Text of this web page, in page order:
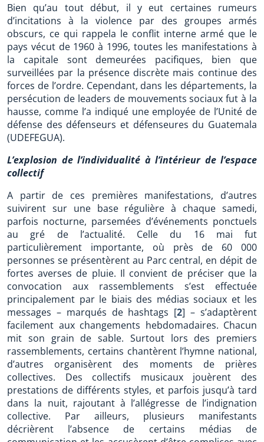
Bien qu’au tout début, il y eut certaines rumeurs
d’incitations à la violence par des groupes armés
obscurs, ce qui rappela le conflit interne armé que le
pays vécut de 1960 à 1996, toutes les manifestations à
la capitale sont demeurées pacifiques, bien que
surveillées par la présence discrète mais continue des
forces de l’ordre. Cependant, dans les départements, la
persécution de leaders de mouvements sociaux fut à la
hausse, comme l’a indiqué une employée de l’Unité de
défense des défenseurs et défenseures du Guatemala
(UDEFEGUA).
L’explosion de l’individualité à l’intérieur de l’espace
collectif
A partir de ces premières manifestations, d’autres
suivirent sur une base régulière à chaque samedi,
parfois nocturne, parsemées d’événements ponctuels
au gré de l’actualité. Celle du 16 mai fut
particulièrement importante, où près de 60 000
personnes se présentèrent au Parc central, en dépit de
fortes averses de pluie. Il convient de préciser que la
convocation aux rassemblements s’est effectuée
principalement par le biais des médias sociaux et les
messages – marqués de hashtags [2] – s’adaptèrent
facilement aux changements hebdomadaires. Chacun
mit son grain de sable. Surtout lors des premiers
rassemblements, certains chantèrent l’hymne national,
d’autres organisèrent des moments de prières
collectives. Des collectifs musicaux jouèrent des
prestations de différents styles, et parfois jusqu’à tard
dans la nuit, rajoutant à l’allégresse de l’indignation
collective. Par ailleurs, plusieurs manifestants
décrièrent l’absence de certains médias de